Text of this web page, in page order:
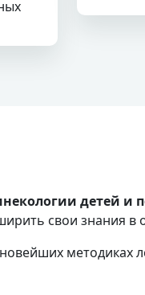
детей и
свои знания в
методиках